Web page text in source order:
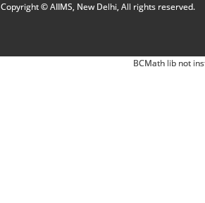
Copyright © AIIMS, New Delhi, All rights reserved.
BCMath lib not